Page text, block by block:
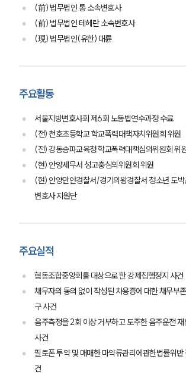
(前) 법무법인 통 소속변호사
(前) 법무법인 테헤란 소속변호사
(現) 법무법인(유한) 대륜
주요활동
서울지방변호사회 제6회 노동법연수과정 수료
(전) 천호초등학교 학교폭력대책자치위원회 위원
(전) 강동송파교육청 학교폭력대책심의위원회 위
(현) 안양세무서 성고충심의위원회 위원
(현) 안양만안경찰서/경기의왕경찰서 청소년 도
변호사 지원단
주요실적
협동조합중앙회를 대상으로 한 강제집행정지 사건
채무자의 동의 없이 작성된 차용증에 대한 채무부
구 사건
음주측정을 2회 이상 거부하고 도주한 음주운전
사건
필로폰 투약 및 매매한 마약류관리에관한법률위
건